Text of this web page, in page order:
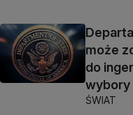
może
do
wybory
ŚWIAT